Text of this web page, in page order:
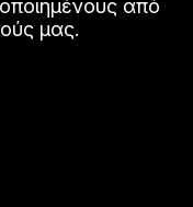
από
μας.